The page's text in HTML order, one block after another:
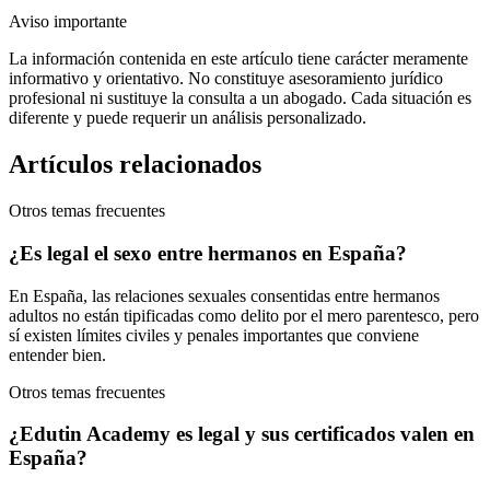
Aviso importante
La información contenida en este artículo tiene carácter meramente
informativo y orientativo. No constituye asesoramiento jurídico
profesional ni sustituye la consulta a un abogado. Cada situación es
diferente y puede requerir un análisis personalizado.
Artículos relacionados
Otros temas frecuentes
¿Es legal el sexo entre hermanos en España?
En España, las relaciones sexuales consentidas entre hermanos
adultos no están tipificadas como delito por el mero parentesco, pero
sí existen límites civiles y penales importantes que conviene
entender bien.
Otros temas frecuentes
¿Edutin Academy es legal y sus certificados valen en
España?